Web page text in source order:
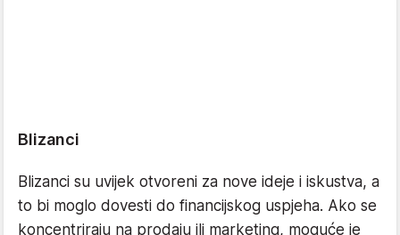
Blizanci
Blizanci su uvijek otvoreni za nove ideje i iskustva, a
to bi moglo dovesti do financijskog uspjeha. Ako se
koncentriraju na prodaju ili marketing, moguće je